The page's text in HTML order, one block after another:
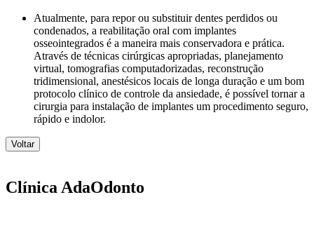
Atualmente, para repor ou substituir dentes perdidos ou
condenados, a reabilitação oral com implantes
osseointegrados é a maneira mais conservadora e prática.
Através de técnicas cirúrgicas apropriadas, planejamento
virtual, tomografias computadorizadas, reconstrução
tridimensional, anestésicos locais de longa duração e um bom
protocolo clínico de controle da ansiedade, é possível tornar a
cirurgia para instalação de implantes um procedimento seguro,
rápido e indolor.
Voltar
Clínica AdaOdonto